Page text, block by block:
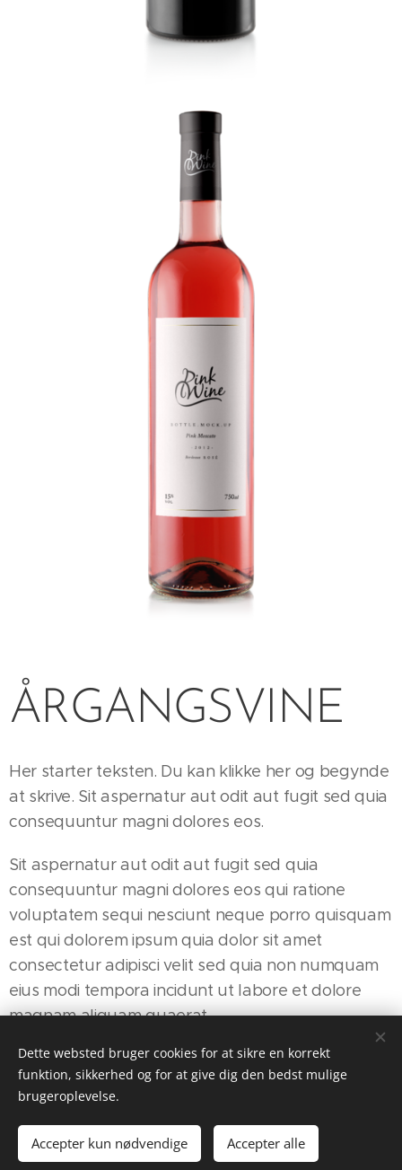
ÅRGANGSVINE
Her starter teksten. Du kan klikke her og begynde
at skrive. Sit aspernatur aut odit aut fugit sed quia
consequuntur magni dolores eos.
Sit aspernatur aut odit aut fugit sed quia
consequuntur magni dolores eos qui ratione
voluptatem sequi nesciunt neque porro quisquam
est qui dolorem ipsum quia dolor sit amet
consectetur adipisci velit sed quia non numquam
eius modi tempora incidunt ut labore et dolore
magnam aliquam quaerat.
Bouquet, Kongens Nytorv 34, 1050 København K,
Danmark, +45 77664455
Cookies
Dette websted bruger cookies for at sikre en korrekt
funktion, sikkerhed og for at give dig den bedst mulige
brugeroplevelse.
Accepter kun nødvendige Accepter alle